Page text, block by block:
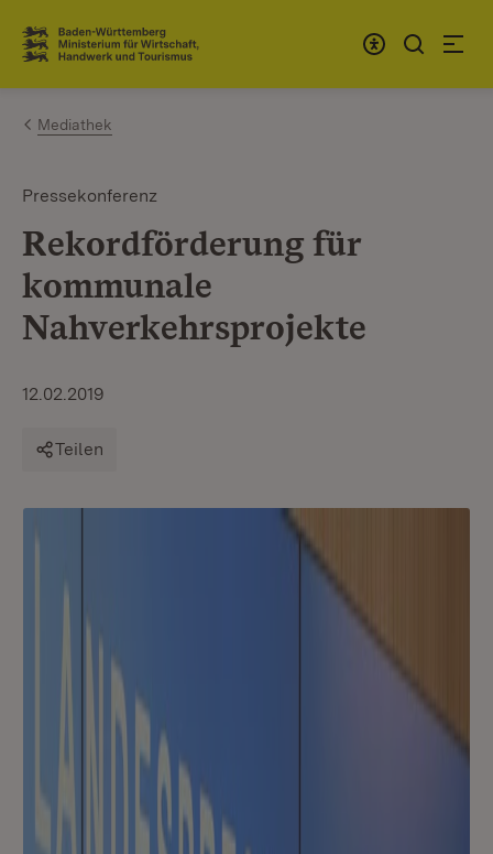
Zum Inhalt springen
Link zur Startseite
Mediathek
Pressekonferenz
Rekordförderung für
kommunale
Nahverkehrsprojekte
12.02.2019
Teilen